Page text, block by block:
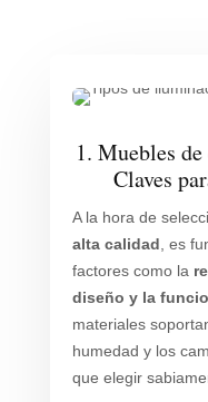
1. Muebles
Claves
A la hora de
alta calidad , es
factores como la
diseño y la
materiales
humedad y los
que elegir